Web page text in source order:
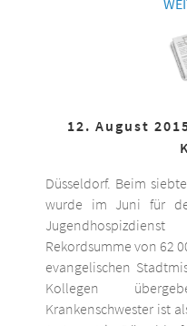
12. August
Düsseldorf. Beim
wurde im Juni für
Rekordsumme von 62
evangelischen
Kollegen
Krankenschwester ist